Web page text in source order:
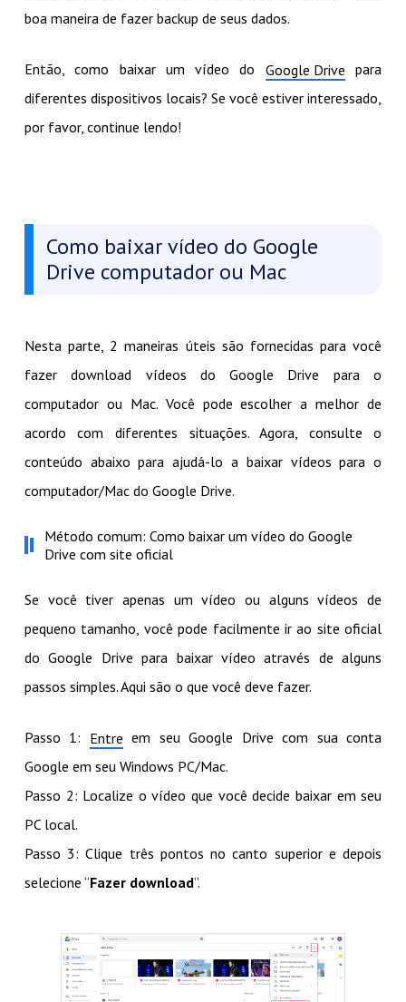
boa maneira de fazer backup de seus dados.
Então, como baixar um vídeo do Google Drive para
diferentes dispositivos locais? Se você estiver interessado,
por favor, continue lendo!
Como baixar vídeo do Google
Drive computador ou Mac
Nesta parte, 2 maneiras úteis são fornecidas para você
fazer download vídeos do Google Drive para o
computador ou Mac. Você pode escolher a melhor de
acordo com diferentes situações. Agora, consulte o
conteúdo abaixo para ajudá-lo a baixar vídeos para o
computador/Mac do Google Drive.
Método comum: Como baixar um vídeo do Google
Drive com site oficial
Se você tiver apenas um vídeo ou alguns vídeos de
pequeno tamanho, você pode facilmente ir ao site oficial
do Google Drive para baixar vídeo através de alguns
passos simples. Aqui são o que você deve fazer.
Passo 1: Entre em seu Google Drive com sua conta
Google em seu Windows PC/Mac.
Passo 2: Localize o vídeo que você decide baixar em seu
PC local.
Passo 3: Clique três pontos no canto superior e depois
selecione “Fazer download”.